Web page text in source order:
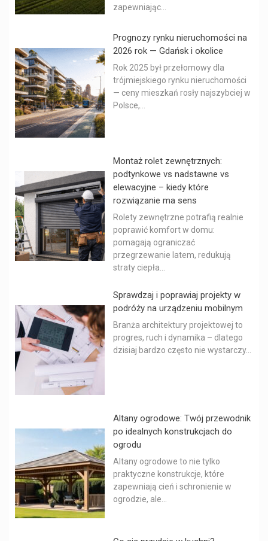
zapewniając...
Prognozy rynku nieruchomości na
2026 rok — Gdańsk i okolice
Rok 2025 był przełomowy dla
trójmiejskiego rynku nieruchomości
— ceny mieszkań rosły najszybciej w
Polsce,...
Montaż rolet zewnętrznych:
podtynkowe vs nadstawne vs
elewacyjne – kiedy które
rozwiązanie ma sens
Rolety zewnętrzne potrafią realnie
poprawić komfort w domu:
pomagają ograniczać
przegrzewanie latem, redukują
straty ciepła...
Sprawdzaj i poprawiaj projekty w
podróży na urządzeniu mobilnym
Branża architektury projektowej to
progres, ruch i dynamika – dlatego
dzisiaj bardzo często nie wystarczy...
Altany ogrodowe: Twój przewodnik
po idealnych konstrukcjach do
ogrodu
Altany ogrodowe to nie tylko
praktyczne konstrukcje, które
zapewniają cień i schronienie w
ogrodzie, ale...